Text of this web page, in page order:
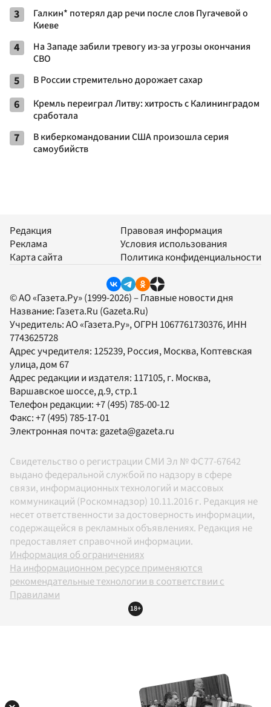
3
Галкин* потерял дар речи после слов Пугачевой о
Киеве
4
На Западе забили тревогу из-за угрозы окончания
СВО
5 В России стремительно дорожает сахар
6
Кремль переиграл Литву: хитрость с Калининградом
сработала
7
В киберкомандовании США произошла серия
самоубийств
Редакция
Реклама
Карта сайта
Правовая информация
Условия использования
Политика конфиденциальности
© АО «Газета.Ру» (1999-2026) – Главные новости дня
Название: Газета.Ru (Gazeta.Ru)
Учредитель:АО «Газета.Ру», ОГРН 1067761730376, ИНН
7743625728
Адрес учредителя: 125239, Россия, Москва, Коптевская
улица, дом 67
Адрес редакции и издателя: 117105, г. Москва,
Варшавское шоссе, д.9, стр.1
Телефон редакции:+7 (495) 785-00-12
Факс:+7 (495) 785-17-01
Электронная почта: gazeta@gazeta.ru
Свидетельство о регистрации СМИ Эл № ФС77-67642
выдано федеральной службой по надзору в сфере
связи, информационных технологий и массовых
коммуникаций (Роскомнадзор) 10.11.2016 г. Редакция не
несет ответственности за достоверность информации,
содержащейся в рекламных объявлениях. Редакция не
предоставляет справочной информации.
Информация об ограничениях
На информационном ресурсе применяются
рекомендательные технологии в соответствии с
Правилами
18+